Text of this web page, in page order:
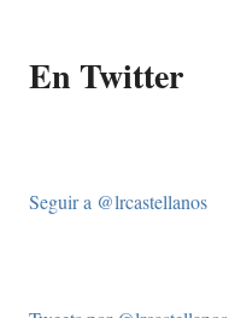
En Twitter
Seguir a @lrcastellanos